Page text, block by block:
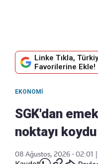
Linke Tıkla,
Favorilerine Ekle!
EKONOMI
SGK'dan
noktayı koydu
08 Ağustos, 2026 - 02:01